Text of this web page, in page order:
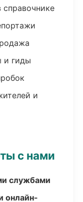
и гиды
и
с нами
службами
онлайн-